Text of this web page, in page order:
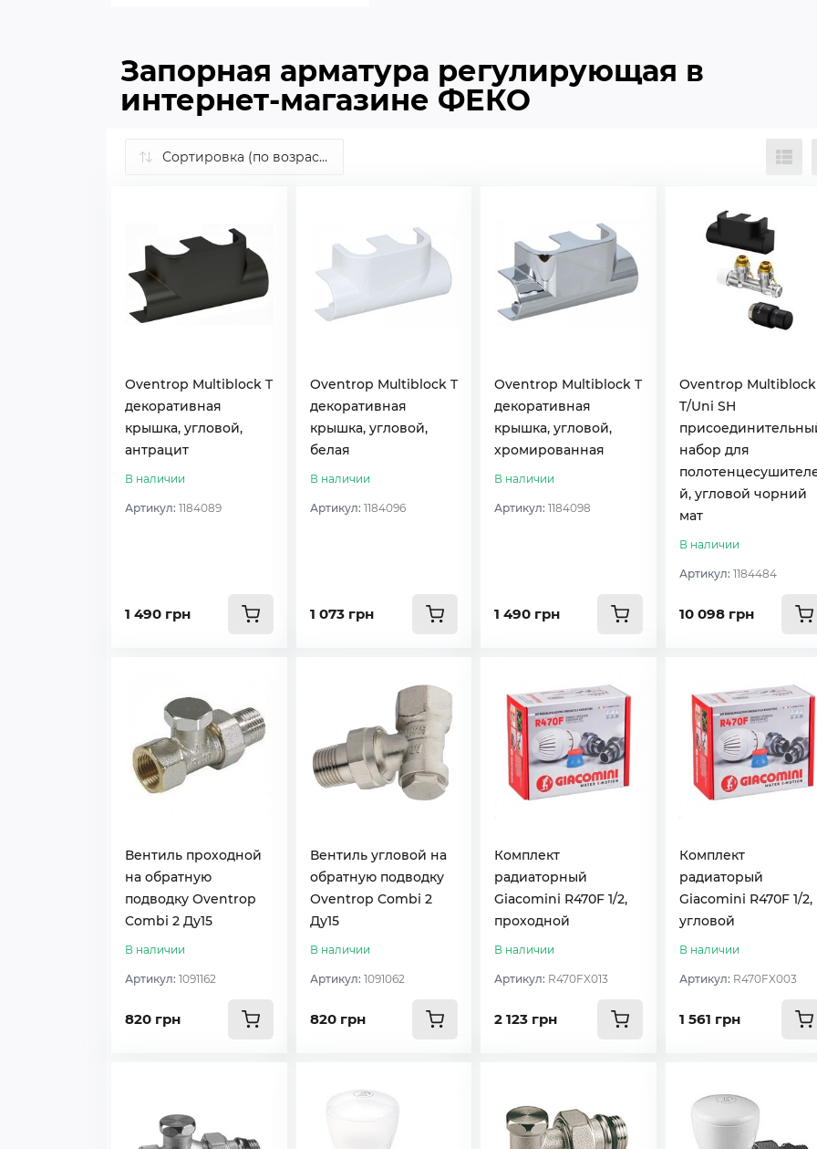
Запорная арматура регулирующая в
интернет-магазине ФЕКО
Oventrop Multiblock T
декоративная
крышка, угловой,
антрацит
В наличии
Артикул: 1184089
1 490 грн
Oventrop Multiblock T
декоративная
крышка, угловой,
белая
В наличии
Артикул: 1184096
1 073 грн
Oventrop Multiblock T
декоративная
крышка, угловой,
хромированная
В наличии
Артикул:1184098
1 490 грн
Oventrop Multiblock
T/Uni SH
набор для
й, угловой чорний
мат
В наличии
Артикул: 1184484
10 098 грн
Вентиль проходной
на обратную
подводку Оventrop
Combi 2 Ду15
В наличии
Артикул: 1091162
820 грн
Вентиль угловой на
обратную подводку
Оventrop Combi 2
Ду15
В наличии
Артикул: 1091062
820 грн
Комплект
радиаторный
Giacomini R470F 1/2,
проходной
В наличии
Артикул: R470FX013
2 123 грн
Комплект
радиаторый
Giacomini R470F 1/2,
угловой
В наличии
Артикул: R470FX003
1 561 грн